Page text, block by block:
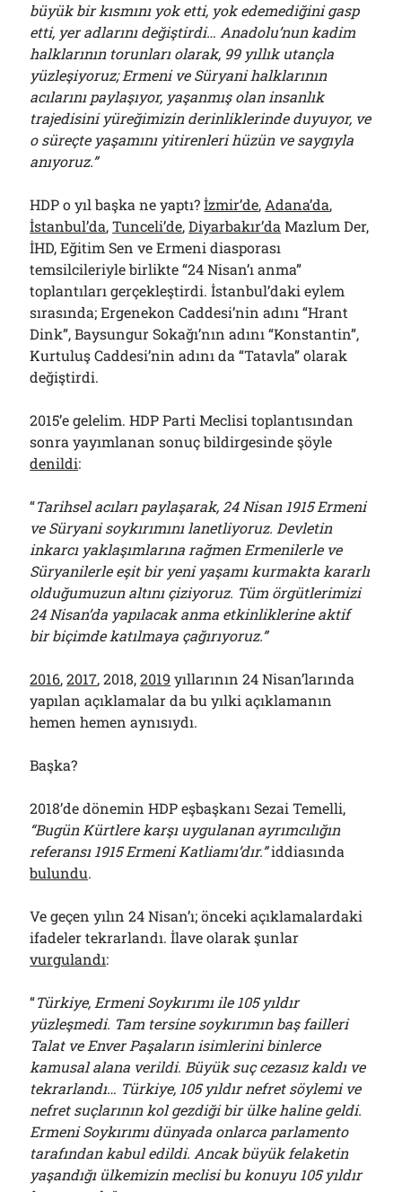
büyük bir kısmını yok etti, yok edemediğini gasp
etti, yer adlarını değiştirdi… Anadolu’nun kadim
halklarının torunları olarak, 99 yıllık utançla
yüzleşiyoruz; Ermeni ve Süryani halklarının
acılarını paylaşıyor, yaşanmış olan insanlık
trajedisini yüreğimizin derinliklerinde duyuyor, ve
o süreçte yaşamını yitirenleri hüzün ve saygıyla
anıyoruz.”
HDP o yıl başka ne yaptı?İzmir’de, Adana’da,
İstanbul’da,Tunceli’de,Diyarbakır’da Mazlum Der,
İHD, Eğitim Sen ve Ermeni diasporası
temsilcileriyle birlikte “24 Nisan’ı anma”
toplantıları gerçekleştirdi. İstanbul’daki eylem
sırasında; Ergenekon Caddesi’nin adını “Hrant
Dink”, Baysungur Sokağı’nın adını “Konstantin”,
Kurtuluş Caddesi’nin adını da “Tatavla” olarak
değiştirdi.
2015’e gelelim. HDP Parti Meclisi toplantısından
sonra yayımlanan sonuç bildirgesinde şöyle
denildi:
“Tarihsel acıları paylaşarak, 24 Nisan 1915 Ermeni
ve Süryani soykırımını lanetliyoruz. Devletin
inkarcı yaklaşımlarına rağmen Ermenilerle ve
Süryanilerle eşit bir yeni yaşamı kurmakta kararlı
olduğumuzun altını çiziyoruz. Tüm örgütlerimizi
24 Nisan’da yapılacak anma etkinliklerine aktif
bir biçimde katılmaya çağırıyoruz.”
2016,2017, 2018,2019 yıllarının 24 Nisan’larında
yapılan açıklamalar da bu yılki açıklamanın
hemen hemen aynısıydı.
Başka?
2018’de dönemin HDP eşbaşkanı Sezai Temelli,
“Bugün Kürtlere karşı uygulanan ayrımcılığın
referansı 1915 Ermeni Katliamı’dır.”iddiasında
bulundu.
Ve geçen yılın 24 Nisan’ı; önceki açıklamalardaki
ifadeler tekrarlandı. İlave olarak şunlar
vurgulandı:
“Türkiye, Ermeni Soykırımı ile 105 yıldır
yüzleşmedi. Tam tersine soykırımın baş failleri
Talat ve Enver Paşaların isimlerini binlerce
kamusal alana verildi. Büyük suç cezasız kaldı ve
tekrarlandı… Türkiye, 105 yıldır nefret söylemi ve
nefret suçlarının kol gezdiği bir ülke haline geldi.
Ermeni Soykırımı dünyada onlarca parlamento
tarafından kabul edildi. Ancak büyük felaketin
yaşandığı ülkemizin meclisi bu konuyu 105 yıldır